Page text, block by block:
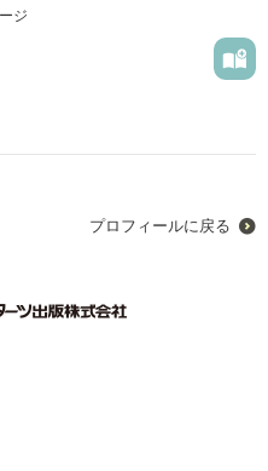
ジ
あなた次第なのだから。
読む
プロフィールに戻る